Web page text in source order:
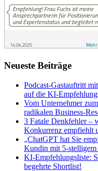
Neueste Beiträge
Podcast-Gastauftritt
auf die KI-
Vom Unternehmer
radikalen Business-
3 Fatale Denkfehler –
Konkurrenz empfiehlt
„ChatGPT hat Sie
Kundin mit 5-
KI-Empfehlungsliste:
begehrte Shortlist!